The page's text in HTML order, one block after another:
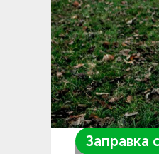
Заправка